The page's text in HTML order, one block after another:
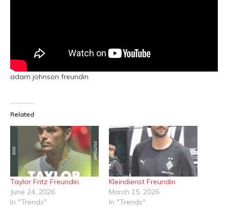
adam johnson freundin
Related
Taylor Fritz Freundin
June 24, 2026
In "Trends"
Kleindienst Freundin
March 15, 2026
In "Trends"